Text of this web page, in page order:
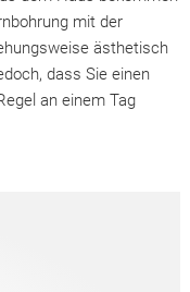
mit der
ästhetisch
dass Sie einen
an einem Tag